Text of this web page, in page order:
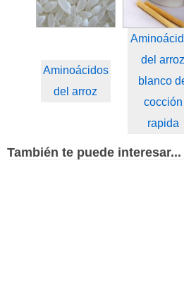
Aminoácidos
del arroz
del arroz
blanco
cocción
rapida
También te puede interesar...